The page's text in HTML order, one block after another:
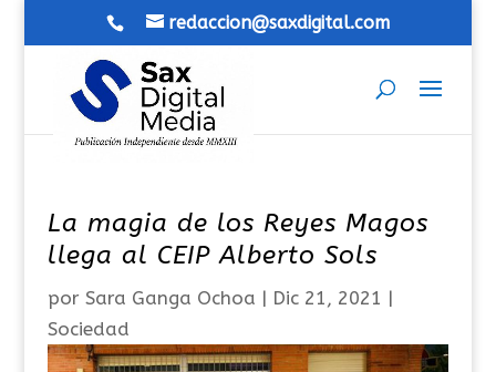
redaccion@saxdigital.com
La magia de los Reyes Magos
llega al CEIP Alberto Sols
por Sara Ganga Ochoa | Dic 21, 2021 |
Sociedad